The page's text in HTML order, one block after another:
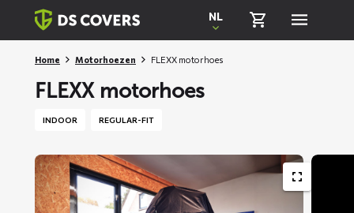
Skiplinks
NL
Home Motorhoezen FLEXX motorhoes
FLEXX motorhoes
INDOOR REGULAR-FIT